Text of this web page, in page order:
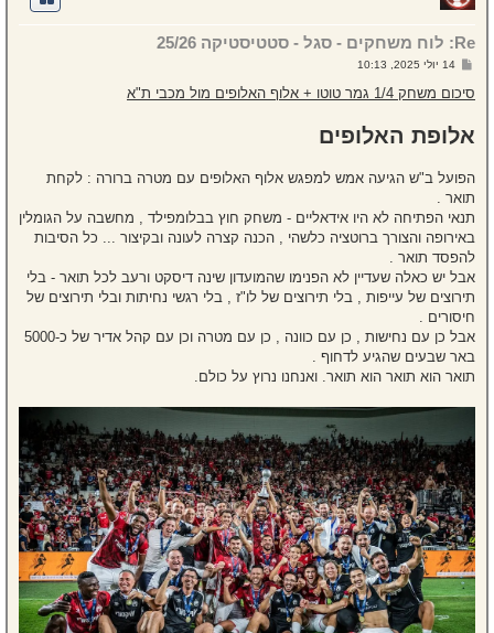
Re: לוח משחקים - סגל - סטטיסטיקה 25/26
ש
י
ח
14 יולי 2025, 10:13
סיכום משחק 1/4 גמר טוטו + אלוף האלופים מול מכבי ת"א
אלופת האלופים
הפועל ב"ש הגיעה אמש למפגש אלוף האלופים עם מטרה ברורה : לקחת
תואר .
תנאי הפתיחה לא היו אידאליים - משחק חוץ בבלומפילד , מחשבה על הגומלין
באירופה והצורך ברוטציה כלשהי , הכנה קצרה לעונה ובקיצור ... כל הסיבות
להפסד תואר .
אבל יש כאלה שעדיין לא הפנימו שהמועדון שינה דיסקט ורעב לכל תואר - בלי
תירוצים של עייפות , בלי תירוצים של לו"ז , בלי רגשי נחיתות ובלי תירוצים של
חיסורים .
אבל כן עם נחישות , כן עם כוונה , כן עם מטרה וכן עם קהל אדיר של כ-5000
באר שבעים שהגיע לדחוף .
תואר הוא תואר הוא תואר. ואנחנו נרוץ על כולם.